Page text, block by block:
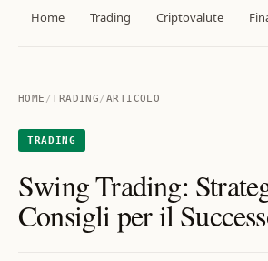
Home Trading Criptovalute
HOME /TRADING/ARTICOLO
TRADING
Swing Trading:
Consigli per il